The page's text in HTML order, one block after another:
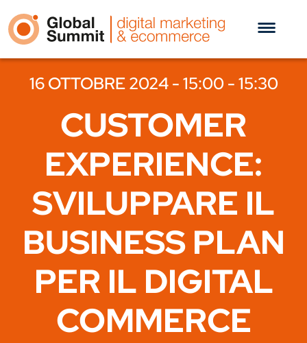
16 OTTOBRE 2024 - 15:00 - 15:30
CUSTOMER
EXPERIENCE:
SVILUPPARE IL
BUSINESS PLAN
PER IL DIGITAL
COMMERCE